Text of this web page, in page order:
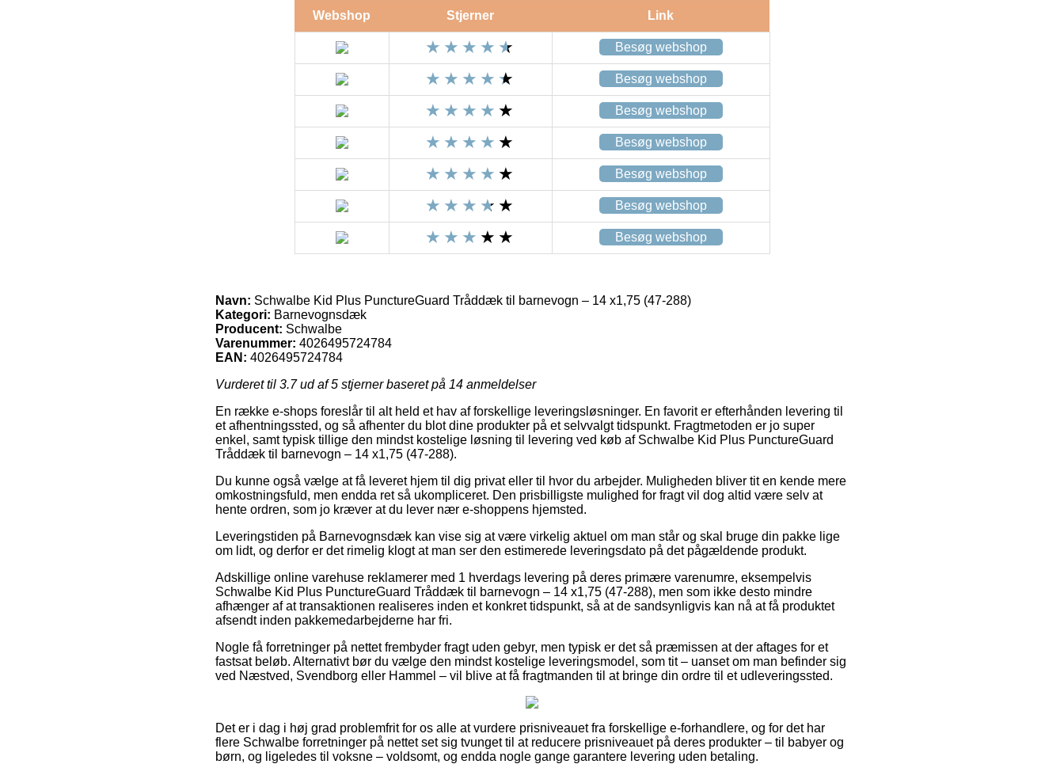
Webshop Stjerner Link
Besøg webshop
Besøg webshop
Besøg webshop
Besøg webshop
Besøg webshop
Besøg webshop
Besøg webshop
Navn: Schwalbe Kid Plus PunctureGuard Tråddæk til barnevogn – 14 x1,75 (47-288)
Kategori: Barnevognsdæk
Producent: Schwalbe
Varenummer: 4026495724784
EAN: 4026495724784
Vurderet til 3.7ud af 5 stjerner baseret på 14 anmeldelser
En række e-shops foreslår til alt held et hav af forskellige leveringsløsninger. En favorit er efterhånden levering til
et afhentningssted, og så afhenter du blot dine produkter på et selvvalgt tidspunkt. Fragtmetoden er jo super
enkel, samt typisk tillige den mindst kostelige løsning til levering ved køb af Schwalbe Kid Plus PunctureGuard
Tråddæk til barnevogn – 14 x1,75 (47-288).
Du kunne også vælge at få leveret hjem til dig privat eller til hvor du arbejder. Muligheden bliver tit en kende mere
omkostningsfuld, men endda ret så ukompliceret. Den prisbilligste mulighed for fragt vil dog altid være selv at
hente ordren, som jo kræver at du lever nær e-shoppens hjemsted.
Leveringstiden på Barnevognsdæk kan vise sig at være virkelig aktuel om man står og skal bruge din pakke lige
om lidt, og derfor er det rimelig klogt at man ser den estimerede leveringsdato på det pågældende produkt.
Adskillige online varehuse reklamerer med 1 hverdags levering på deres primære varenumre, eksempelvis
Schwalbe Kid Plus PunctureGuard Tråddæk til barnevogn – 14 x1,75 (47-288), men som ikke desto mindre
afhænger af at transaktionen realiseres inden et konkret tidspunkt, så at de sandsynligvis kan nå at få produktet
afsendt inden pakkemedarbejderne har fri.
Nogle få forretninger på nettet frembyder fragt uden gebyr, men typisk er det så præmissen at der aftages for et
fastsat beløb. Alternativt bør du vælge den mindst kostelige leveringsmodel, som tit – uanset om man befinder sig
ved Næstved, Svendborg eller Hammel – vil blive at få fragtmanden til at bringe din ordre til et udleveringssted.
Det er i dag i høj grad problemfrit for os alle at vurdere prisniveauet fra forskellige e-forhandlere, og for det har
flere Schwalbe forretninger på nettet set sig tvunget til at reducere prisniveauet på deres produkter – til babyer og
børn, og ligeledes til voksne – voldsomt, og endda nogle gange garantere levering uden betaling.